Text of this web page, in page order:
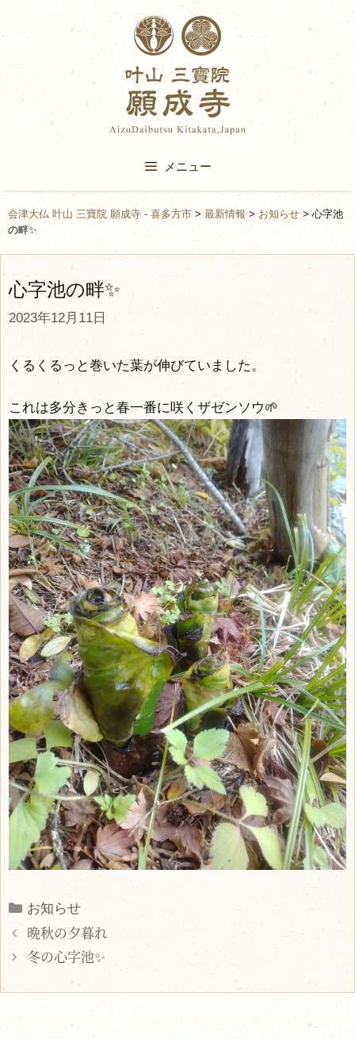
to
content
メニュー
会津大仏 叶山 三寶院 願成寺 - 喜多方市 > 最新情報 > お知らせ > 心字池
の畔✨
心字池の畔✨
2023年12月11日
くるくるっと巻いた葉が伸びていました。
これは多分きっと春一番に咲くザゼンソウ🌱
Categories
お知らせ
晩秋の夕暮れ
冬の心字池✨